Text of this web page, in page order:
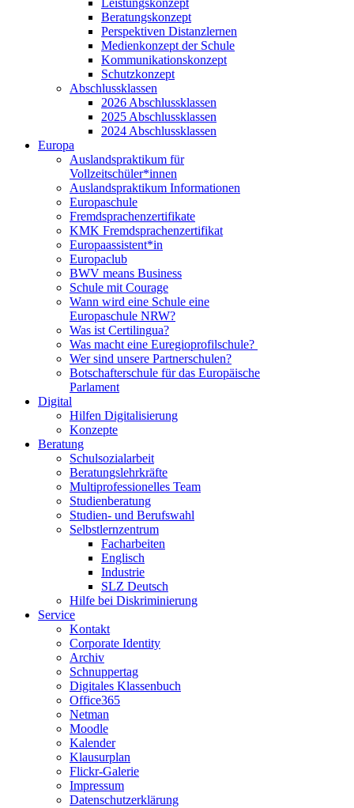
Leistungskonzept
Beratungskonzept
Perspektiven Distanzlernen
Medienkonzept der Schule
Kommunikationskonzept
Schutzkonzept
Abschlussklassen
2026 Abschlussklassen
2025 Abschlussklassen
2024 Abschlussklassen
Europa
Auslandspraktikum für
Vollzeitschüler*innen
Auslandspraktikum Informationen
Europaschule
Fremdsprachenzertifikate
KMK Fremdsprachenzertifikat
Europaassistent*in
Europaclub
BWV means Business
Schule mit Courage
Wann wird eine Schule eine
Europaschule NRW?
Was ist Certilingua?
Was macht eine Euregioprofilschule?
Wer sind unsere Partnerschulen?
Botschafterschule für das Europäische
Parlament
Digital
Hilfen Digitalisierung
Konzepte
Beratung
Schulsozialarbeit
Beratungslehrkräfte
Multiprofessionelles Team
Studienberatung
Studien- und Berufswahl
Selbstlernzentrum
Facharbeiten
Englisch
Industrie
SLZ Deutsch
Hilfe bei Diskriminierung
Service
Kontakt
Corporate Identity
Archiv
Schnuppertag
Digitales Klassenbuch
Office365
Netman
Moodle
Kalender
Klausurplan
Flickr-Galerie
Impressum
Datenschutzerklärung